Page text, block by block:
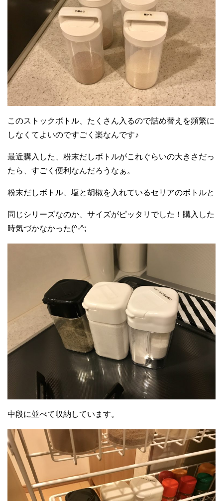
このストックボトル、たくさん入るので詰め替えを頻繁に
しなくてよいのですごく楽なんです♪
最近購入した、粉末だしボトルがこれぐらいの大きさだっ
たら、すごく便利なんだろうなぁ。
粉末だしボトル、塩と胡椒を入れているセリアのボトルと
同じシリーズなのか、サイズがピッタリでした！購入した
時気づかなかった(^-^;
中段に並べて収納しています。